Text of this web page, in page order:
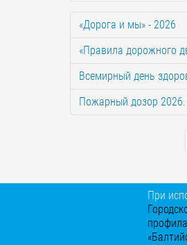
«Дорога и мы» - 2026
«Правила дорожного
Всемирный день
Пожарный дозор
При